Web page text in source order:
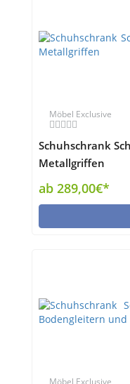
Möbel Exclusive
Schuhschrank
Metallgriffen
ab 289,00€*
Möbel Exclusive